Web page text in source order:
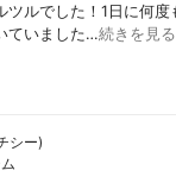
ツルでした！1日に何度
ていました…続きを見る
シー)